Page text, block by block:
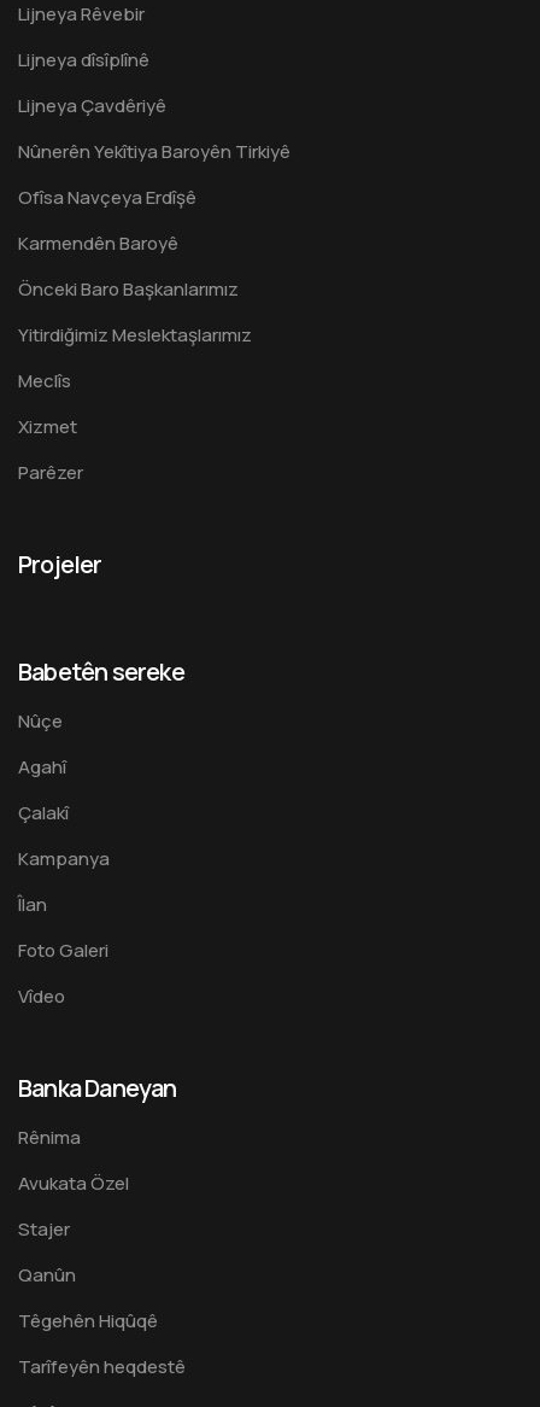
Lijneya Rêvebir
Lijneya dîsîplînê
Lijneya Çavdêriyê
Nûnerên Yekîtiya Baroyên Tirkiyê
Ofîsa Navçeya Erdîşê
Karmendên Baroyê
Önceki Baro Başkanlarımız
Yitirdiğimiz Meslektaşlarımız
Meclîs
Xizmet
Parêzer
Projeler
Babetên sereke
Nûçe
Agahî
Çalakî
Kampanya
Îlan
Foto Galeri
Vîdeo
Banka Daneyan
Rênima
Avukata Özel
Stajer
Qanûn
Têgehên Hiqûqê
Tarîfeyên heqdestê